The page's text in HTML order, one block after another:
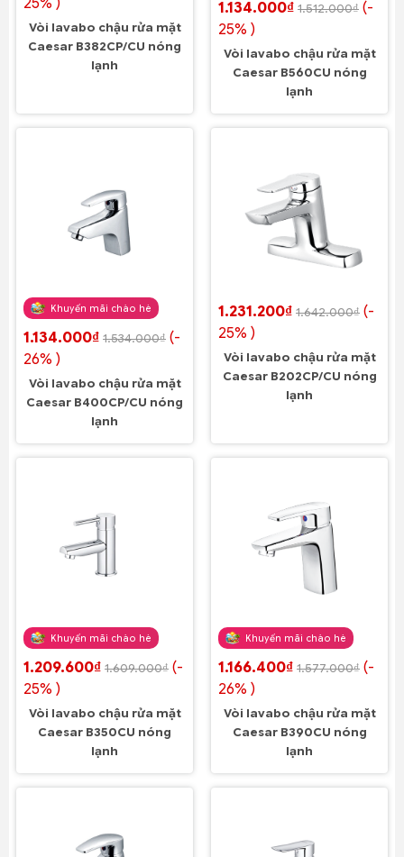
25% )
Vòi lavabo chậu rửa mặt
Caesar B382CP/CU nóng
lạnh
1.134.000₫ 1.512.000₫ (-
25% )
Vòi lavabo chậu rửa mặt
Caesar B560CU nóng
lạnh
Khuyến mãi chào hè
1.134.000₫ 1.534.000₫ (-
26% )
Vòi lavabo chậu rửa mặt
Caesar B400CP/CU nóng
lạnh
1.231.200₫ 1.642.000₫ (-
25% )
Vòi lavabo chậu rửa mặt
Caesar B202CP/CU nóng
lạnh
Khuyến mãi chào hè
1.209.600₫ 1.609.000₫ (-
25% )
Vòi lavabo chậu rửa mặt
Caesar B350CU nóng
lạnh
Khuyến mãi chào hè
1.166.400₫ 1.577.000₫ (-
26% )
Vòi lavabo chậu rửa mặt
Caesar B390CU nóng
lạnh